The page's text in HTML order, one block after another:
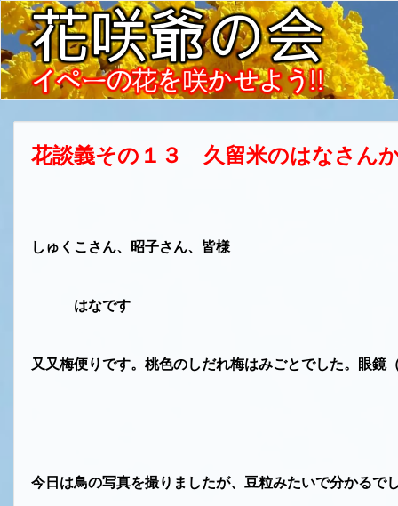
花談義その１３ 久留米のはなさん
しゅくこさん、昭子さん、皆様
はなです
又又梅便りです。桃色のしだれ梅はみごとでした。眼
今日は鳥の写真を撮りましたが、豆粒みたいで分かるで